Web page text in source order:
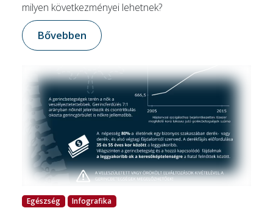
milyen következményei lehetnek?
Bővebben
Egészség Infografika